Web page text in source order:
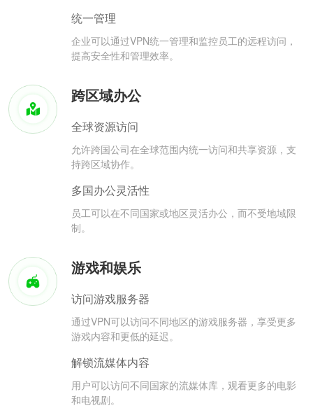
统一管理
企业可以通过VPN统一管理和监控员工的远程访问，
提高安全性和管理效率。
跨区域办公
全球资源访问
允许跨国公司在全球范围内统一访问和共享资源，支
持跨区域协作。
多国办公灵活性
员工可以在不同国家或地区灵活办公，而不受地域限
制。
游戏和娱乐
访问游戏服务器
通过VPN可以访问不同地区的游戏服务器，享受更多
游戏内容和更低的延迟。
解锁流媒体内容
用户可以访问不同国家的流媒体库，观看更多的电影
和电视剧。